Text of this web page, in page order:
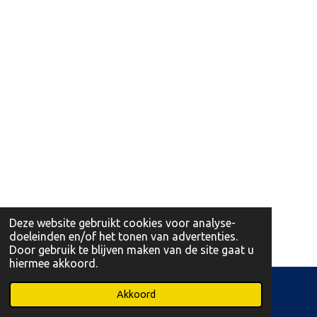
Deze website gebruikt cookies voor analyse-
doeleinden en/of het tonen van advertenties.
Door gebruik te blijven maken van de site gaat u
hiermee akkoord.
Akkoord
© 2026 Leonidas Martens Opglabbeek en Bree